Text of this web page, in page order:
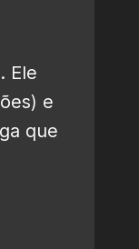
Ele
e
que